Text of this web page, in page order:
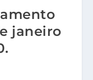
janeiro